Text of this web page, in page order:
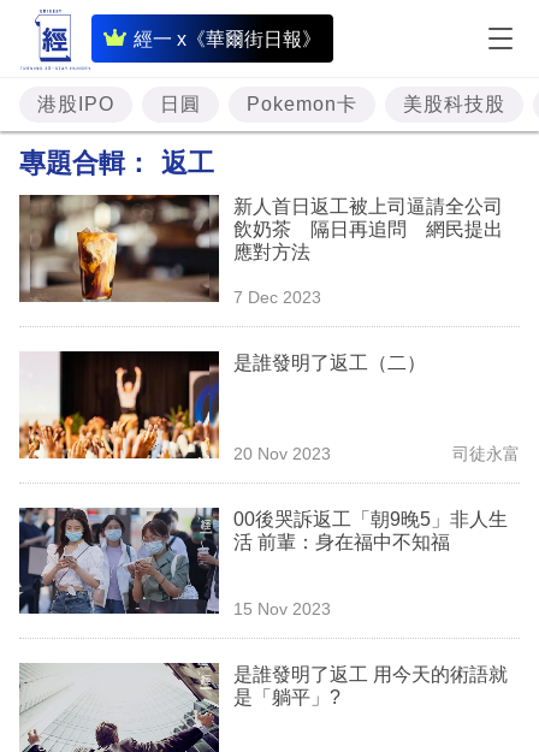
經一 x《華爾街日報》
即
時
財
經
題
投
資
樓
理
商
業
科
技
場
港股IPO 日圓 Pokemon卡 美股科技股
專題合輯： 返工
新人首日返工被上司逼請全公司
飲奶茶 隔日再追問 網民提出
應對方法
7 Dec 2023
是誰發明了返工（二）
20 Nov 2023 司徒永富
00後哭訴返工「朝9晚5」非人生
活 前輩：身在福中不知福
15 Nov 2023
是誰發明了返工 用今天的術語就
是「躺平」?